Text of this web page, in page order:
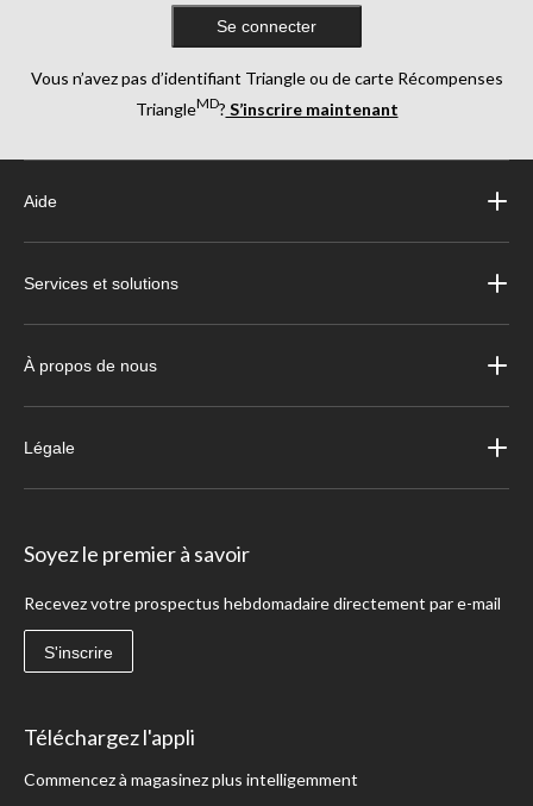
Se connecter
Vous n’avez pas d’identifiant Triangle ou de carte Récompenses
TriangleMD? S’inscrire maintenant
Aide
Services et solutions
À propos de nous
Légale
Soyez le premier à savoir
Recevez votre prospectus hebdomadaire directement par e-mail
S'inscrire
Téléchargez l'appli
Commencez à magasinez plus intelligemment